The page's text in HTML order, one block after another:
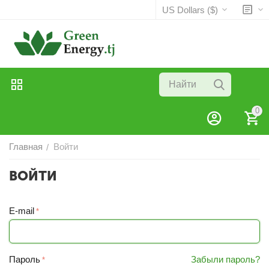
US Dollars ($)
0
Главная / Войти
ВОЙТИ
E-mail
Пароль Забыли пароль?